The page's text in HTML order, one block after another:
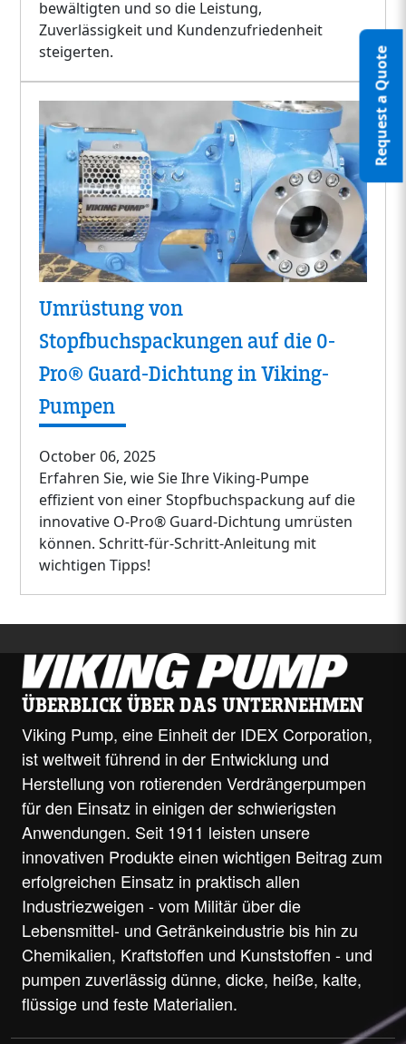
Request a Quote
bewältigten und so die Leistung,
Zuverlässigkeit und Kundenzufriedenheit
steigerten.
Umrüstung von
Stopfbuchspackungen auf die O-
Pro® Guard-Dichtung in Viking-
Pumpen
October 06, 2025
Erfahren Sie, wie Sie Ihre Viking-Pumpe
effizient von einer Stopfbuchspackung auf die
innovative O-Pro® Guard-Dichtung umrüsten
können. Schritt-für-Schritt-Anleitung mit
wichtigen Tipps!
ÜBERBLICK ÜBER DAS UNTERNEHMEN
Viking Pump, eine Einheit der IDEX Corporation,
ist weltweit führend in der Entwicklung und
Herstellung von rotierenden Verdrängerpumpen
für den Einsatz in einigen der schwierigsten
Anwendungen. Seit 1911 leisten unsere
innovativen Produkte einen wichtigen Beitrag zum
erfolgreichen Einsatz in praktisch allen
Industriezweigen - vom Militär über die
Lebensmittel- und Getränkeindustrie bis hin zu
Chemikalien, Kraftstoffen und Kunststoffen - und
pumpen zuverlässig dünne, dicke, heiße, kalte,
flüssige und feste Materialien.